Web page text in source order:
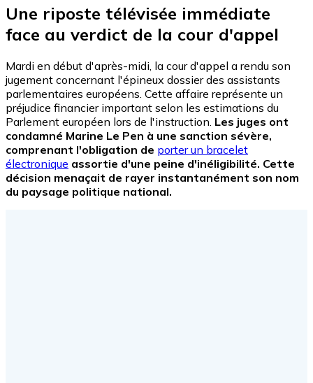
Une riposte télévisée immédiate
face au verdict de la cour d'appel
Mardi en début d'après-midi, la cour d'appel a rendu son
jugement concernant l'épineux dossier des assistants
parlementaires européens. Cette affaire représente un
préjudice financier important selon les estimations du
Parlement européen lors de l'instruction. Les juges ont
condamné Marine Le Pen à une sanction sévère,
comprenant l'obligation de porter un bracelet
électronique assortie d'une peine d'inéligibilité. Cette
décision menaçait de rayer instantanément son nom
du paysage politique national.